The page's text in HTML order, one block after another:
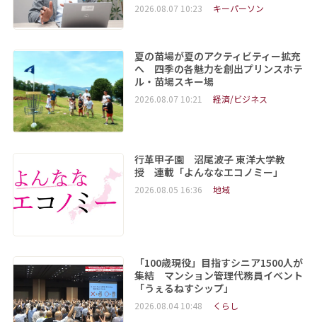
2026.08.07 10:23 キーパーソン
夏の苗場が夏のアクティビティー拡充
へ 四季の各魅力を創出プリンスホテ
ル・苗場スキー場
2026.08.07 10:21 経済/ビジネス
行革甲子園 沼尾波子 東洋大学教
授 連載「よんななエコノミー」
2026.08.05 16:36 地域
「100歳現役」目指すシニア1500人が
集結 マンション管理代務員イベント
「うぇるねすシップ」
2026.08.04 10:48 くらし